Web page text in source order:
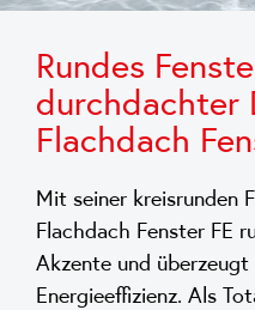
Rundes
durchdachter
Flachdach
Mit seiner kreisrunden
Flachdach Fenster FE
Akzente und
Energieeffizienz. Als